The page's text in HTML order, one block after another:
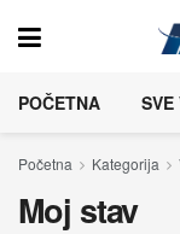
POČETNA SVE
Početna Kategorija
Moj stav